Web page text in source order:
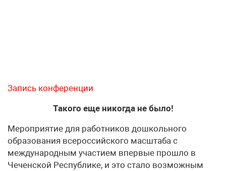
Запись конференции
Такого еще никогда не было!
Мероприятие для работников дошкольного
образования всероссийского масштаба с
международным участием впервые прошло в
Чеченской Республике, и это стало возможным